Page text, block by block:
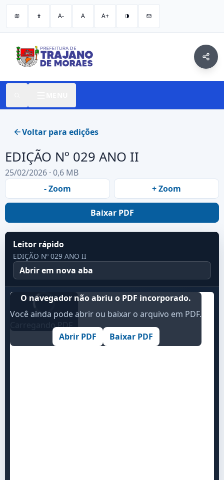
A- A A+
Voltar para edições
EDIÇÃO Nº 029 ANO II
25/02/2026 · 0,6 MB
- Zoom
+ Zoom
Baixar PDF
Leitor rápido
EDIÇÃO Nº 029 ANO II
Abrir em nova aba
Carregando PDF...
O navegador não abriu o PDF incorporado.
Você ainda pode abrir ou baixar o arquivo em PDF.
Abrir PDF Baixar PDF